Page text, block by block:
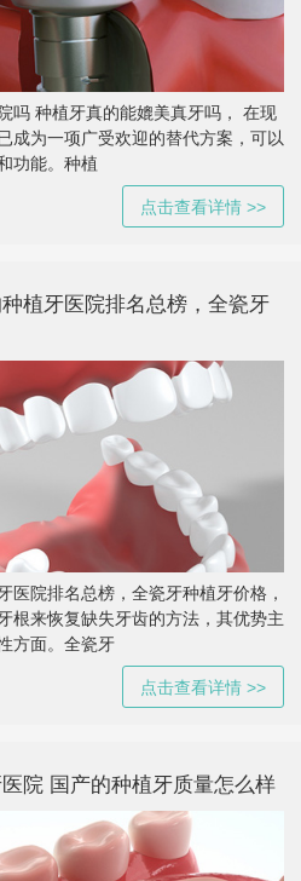
吗 种植牙真的能媲美真牙吗， 在现
成为一项广受欢迎的替代方案，可以
功能。种植
点击查看详情 >>
植牙医院排名总榜，全瓷牙
医院排名总榜，全瓷牙种植牙价格，
根来恢复缺失牙齿的方法，其优势主
方面。全瓷牙
点击查看详情 >>
院 国产的种植牙质量怎么样